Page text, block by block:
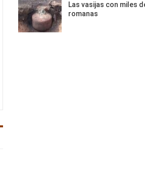
Las vasijas con miles
romanas